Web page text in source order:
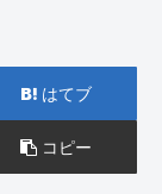
はてブ
コピー